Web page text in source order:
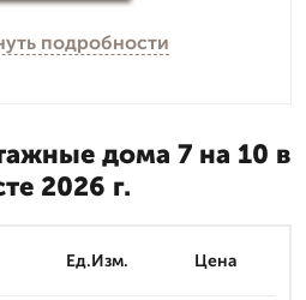
подробности
дома 7 на 10 в
2026 г.
Ед.Изм. Цена